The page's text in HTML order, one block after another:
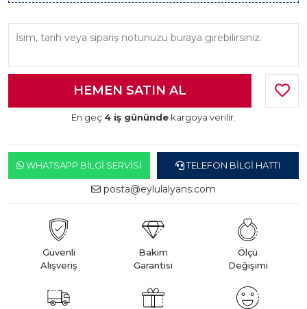
En geç 4 iş gününde kargoya verilir.
WHATSAPP BILGI SERVISI TELEFON BILGI HATTI
posta@eylulalyans.com
Güvenli
Alışveriş
Bakım
Garantisi
Ölçü
Değişimi